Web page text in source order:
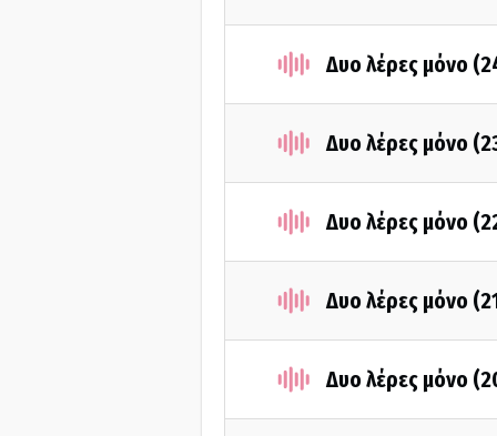
Δυο λέρες μόνο
Δυο λέρες μόνο
Δυο λέρες μόνο
Δυο λέρες μόνο
Δυο λέρες μόνο